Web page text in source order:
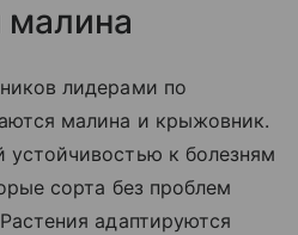
лидерами по
малина и крыжовник.
к болезням
сорта без проблем
адаптируются